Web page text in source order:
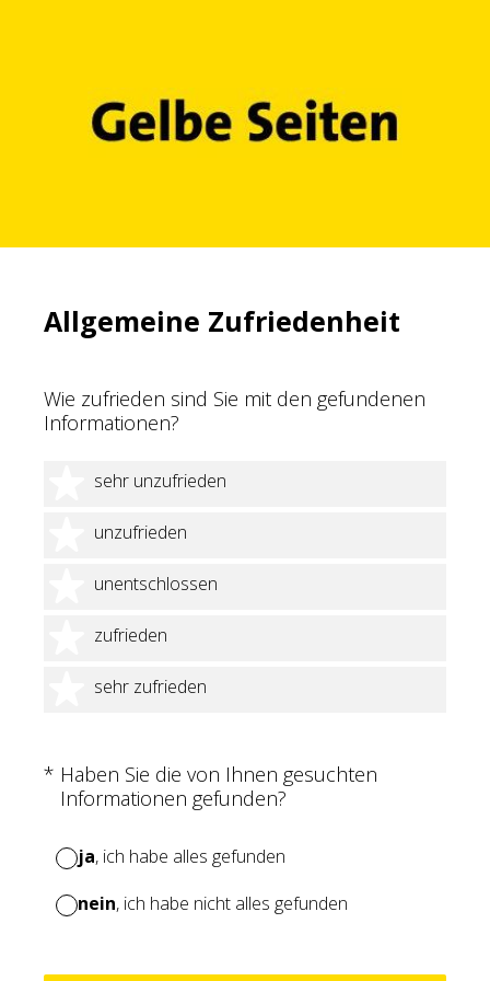
Allgemeine Zufriedenheit
Wie zufrieden sind Sie mit den gefundenen
Informationen?
sehr unzufrieden
1 Stern
unzufrieden
2 Sterne
unentschlossen
3 Sterne
zufrieden
4 Sterne
sehr zufrieden
5 Sterne
* Haben Sie die von Ihnen gesuchten
Informationen gefunden?
(Erforderlich.)
ja, ich habe alles gefunden
nein, ich habe nicht alles gefunden